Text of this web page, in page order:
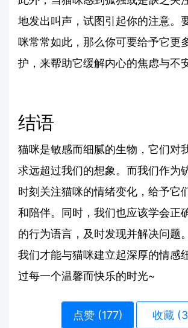
地发出叫声，试图引起你的注意。
咪常常如此，那么你可要给予它更
护，来帮助它缓解内心的焦虑与不
结语
猫咪是敏感而细腻的生物，它们对
求远超过我们的想象。而我们作为
时刻关注猫咪的情绪变化，给予它
和陪伴。同时，我们也应该学会正
的行为语言，及时发现并解决问题
我们才能与猫咪建立起深厚的情感
过每一个温馨而快乐的时光~
点赞 (177) 收藏